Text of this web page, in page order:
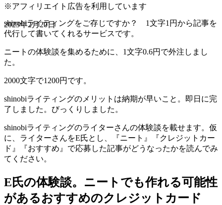
※アフィリエイト広告を利用しています
2023年2月20日
shinobiライティングをご存じですか？ 1文字1円から記事を
代行して書いてくれるサービスです。
ニートの体験談を集めるために、1文字0.6円で外注しまし
た。
2000文字で1200円です。
shinobiライティングのメリットは納期が早いこと。即日に完
了しました。びっくりしました。
shinobiライティングのライターさんの体験談を載せます。仮
に、ライターさんをE氏とし、『ニート』『クレジットカー
ド』『おすすめ』で応募した記事がどうなったかを読んでみ
てください。
E氏の体験談。ニートでも作れる可能性
があるおすすめのクレジットカード